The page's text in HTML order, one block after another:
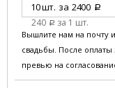
10 шт. за 2400 a
240 a за 1 шт.
Вышлите нам на почту
свадьбы. После
превью на